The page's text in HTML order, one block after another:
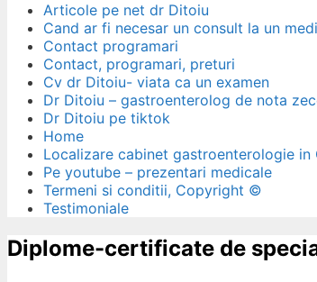
Articole pe net dr Ditoiu
Cand ar fi necesar un consult la un
Contact programari
Contact, programari, preturi
Cv dr Ditoiu- viata ca un examen
Dr Ditoiu – gastroenterolog de nota
Dr Ditoiu pe tiktok
Home
Localizare cabinet gastroenterologie in
Pe youtube – prezentari medicale
Termeni si conditii, Copyright ©
Testimoniale
Diplome-certificate de